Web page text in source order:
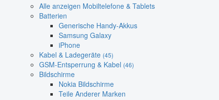
Alle anzeigen Mobiltelefone & Tablets
Batterien
Generische Handy-Akkus
Samsung Galaxy
iPhone
Kabel & Ladegeräte (45)
GSM-Entsperrung & Kabel (46)
Bildschirme
Nokia Bildschirme
Teile Anderer Marken